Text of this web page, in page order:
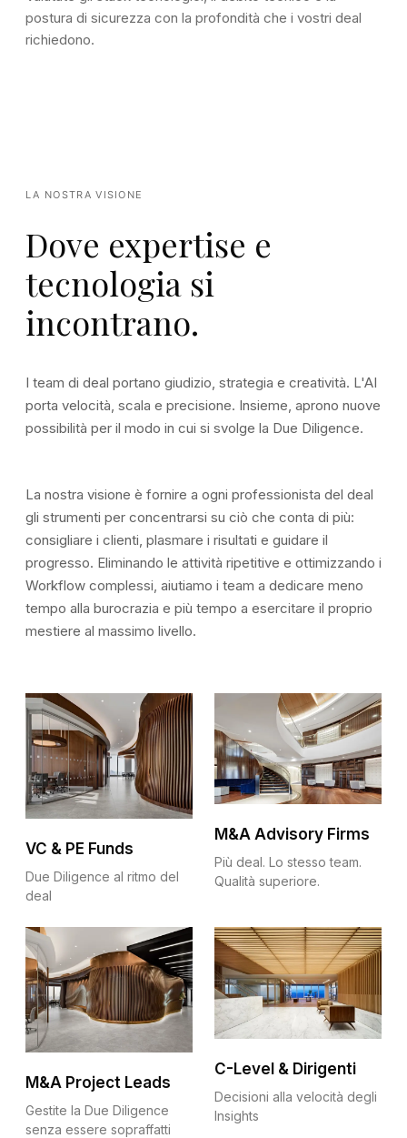
postura di sicurezza con la profondità che i vostri deal
richiedono.
LA NOSTRA VISIONE
Dove expertise e
tecnologia si
incontrano.
I team di deal portano giudizio, strategia e creatività. L'AI
porta velocità, scala e precisione. Insieme, aprono nuove
possibilità per il modo in cui si svolge la Due Diligence.
La nostra visione è fornire a ogni professionista del deal
gli strumenti per concentrarsi su ciò che conta di più:
consigliare i clienti, plasmare i risultati e guidare il
progresso. Eliminando le attività ripetitive e ottimizzando i
Workflow complessi, aiutiamo i team a dedicare meno
tempo alla burocrazia e più tempo a esercitare il proprio
mestiere al massimo livello.
VC & PE Funds
Due Diligence al ritmo del
deal
M&A Advisory Firms
Più deal. Lo stesso team.
Qualità superiore.
M&A Project Leads
Gestite la Due Diligence
senza essere sopraffatti
C-Level & Dirigenti
Decisioni alla velocità degli
Insights